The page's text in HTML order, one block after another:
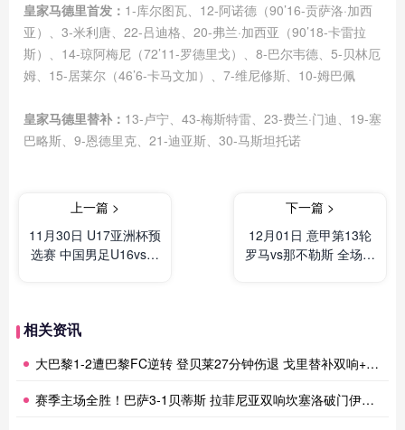
皇家马德里首发： 1-库尔图瓦、12-阿诺德（90’16-贡萨洛·加西
亚）、3-米利唐、22-吕迪格、20-弗兰·加西亚（90’18-卡雷拉
斯）、14-琼阿梅尼（72’11-罗德里戈）、8-巴尔韦德、5-贝林厄
姆、15-居莱尔（46’6-卡马文加）、7-维尼修斯、10-姆巴佩
皇家马德里替补： 13-卢宁、43-梅斯特雷、23-费兰·门迪、19-塞
巴略斯、9-恩德里克、21-迪亚斯、30-马斯坦托诺
上一篇 >
11月30日 U17亚洲杯预
选赛 中国男足U16vs孟
下一篇 >
12月01日 意甲第13轮
罗马vs那不勒斯 全场录
相关资讯
大巴黎1-2遭巴黎FC逆转 登贝莱27分钟伤退 戈里替补双响+读秒绝杀
赛季主场全胜！巴萨3-1贝蒂斯 拉菲尼亚双响坎塞洛破门伊斯科点射